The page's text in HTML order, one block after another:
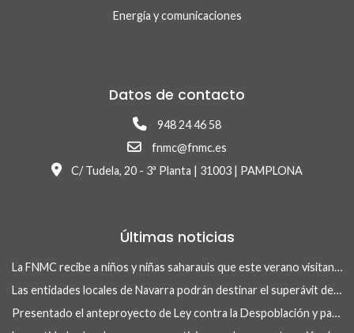
Energía y comunicaciones
Datos de contacto
948 24 46 58
fnmc@fnmc.es
C/ Tudela, 20 - 3ª Planta | 31003 | PAMPLONA
Últimas noticias
La FNMC recibe a niños y niñas saharauis que este verano visitan Navarra con el programa Vacaciones en Paz
Las entidades locales de Navarra podrán destinar el superávit de 2025 a inversiones financieramente sostenibles tras la aprobación del Real Decreto-ley 13/2026
Presentado el anteproyecto de Ley contra la Despoblación y para el Desarrollo Rural